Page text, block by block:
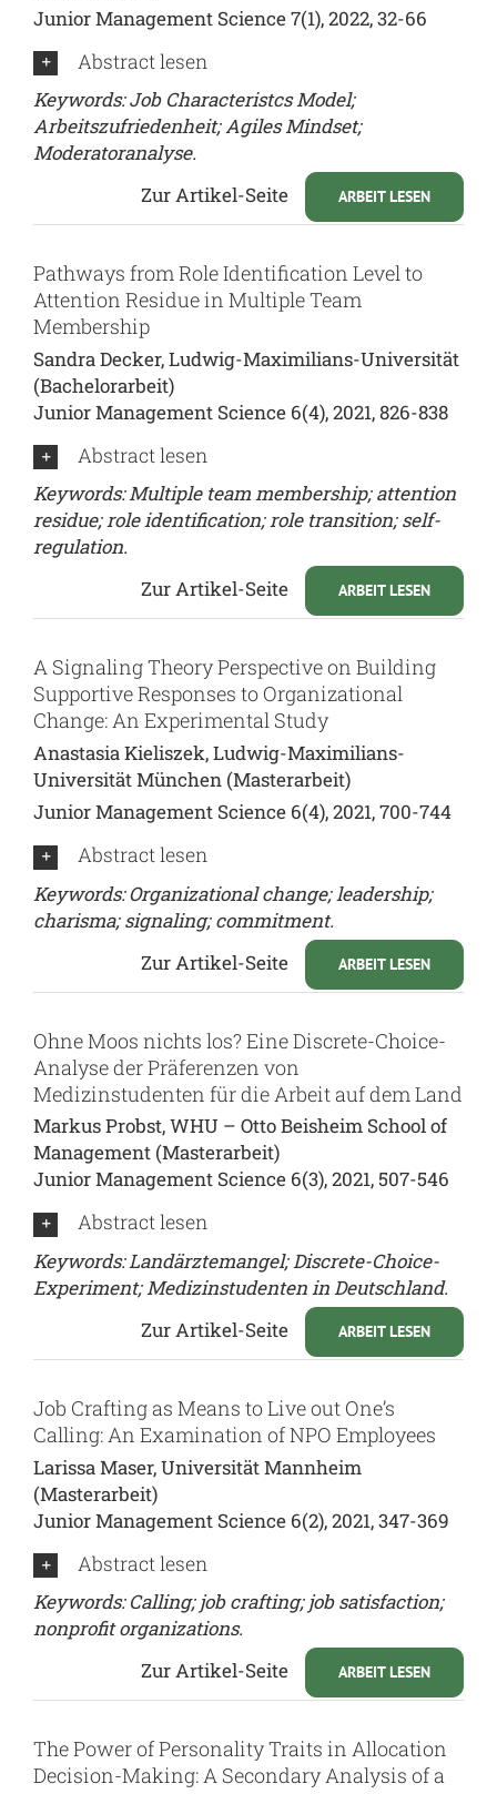
Junior Management Science 7(1), 2022, 32-66
Abstract lesen
Keywords: Job Characteristcs Model;
Arbeitszufriedenheit; Agiles Mindset;
Moderatoranalyse.
ARBEIT LESEN
Zur Artikel-Seite
Pathways from Role Identification Level to
Attention Residue in Multiple Team
Membership
Sandra Decker, Ludwig-Maximilians-Universität
(Bachelorarbeit)
Junior Management Science 6(4), 2021, 826-838
Abstract lesen
Keywords: Multiple team membership; attention
residue; role identification; role transition; self-
regulation.
ARBEIT LESEN
Zur Artikel-Seite
A Signaling Theory Perspective on Building
Supportive Responses to Organizational
Change: An Experimental Study
Anastasia Kieliszek, Ludwig-Maximilians-
Universität München (Masterarbeit)
Junior Management Science 6(4), 2021, 700-744
Abstract lesen
Keywords: Organizational change; leadership;
charisma; signaling; commitment.
ARBEIT LESEN
Zur Artikel-Seite
Ohne Moos nichts los? Eine Discrete-Choice-
Analyse der Präferenzen von
Medizinstudenten für die Arbeit auf dem Land
Markus Probst, WHU – Otto Beisheim School of
Management (Masterarbeit)
Junior Management Science 6(3), 2021, 507-546
Abstract lesen
Keywords: Landärztemangel; Discrete-Choice-
Experiment; Medizinstudenten in Deutschland.
ARBEIT LESEN
Zur Artikel-Seite
Job Crafting as Means to Live out One’s
Calling: An Examination of NPO Employees
Larissa Maser, Universität Mannheim
(Masterarbeit)
Junior Management Science 6(2), 2021, 347-369
Abstract lesen
Keywords: Calling; job crafting; job satisfaction;
nonprofit organizations.
ARBEIT LESEN
Zur Artikel-Seite
The Power of Personality Traits in Allocation
Decision-Making: A Secondary Analysis of a